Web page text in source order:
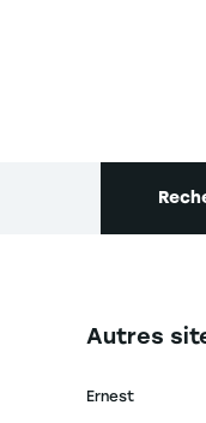
Navigation
Autres
Ernest